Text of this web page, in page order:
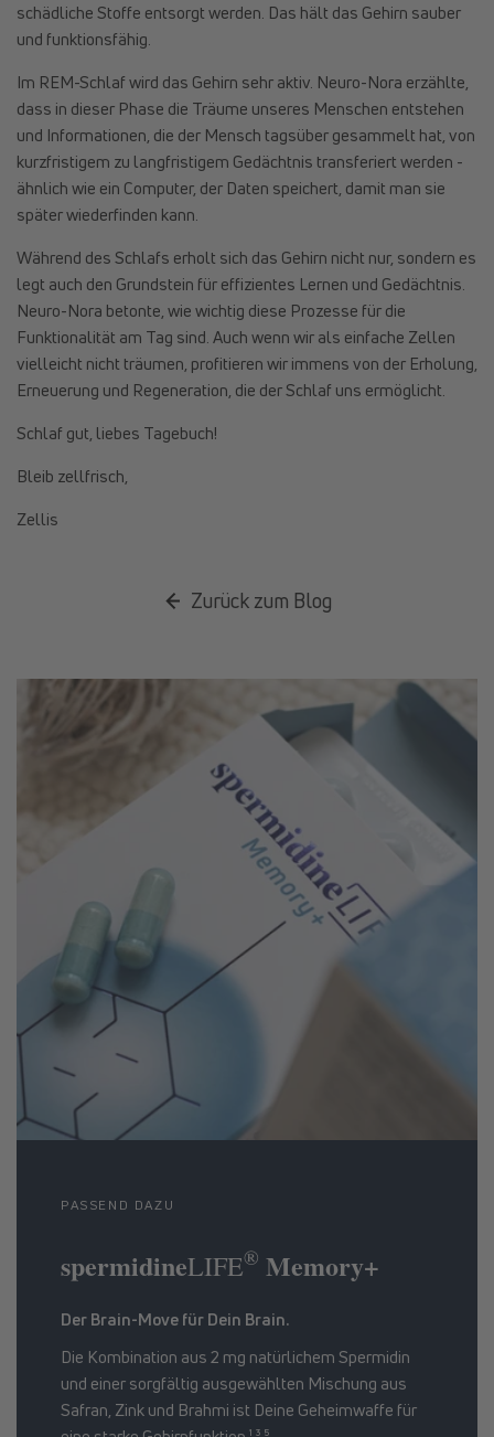
schädliche Stoffe entsorgt werden. Das hält das Gehirn sauber
und funktionsfähig.
Im REM-Schlaf wird das Gehirn sehr aktiv. Neuro-Nora erzählte,
dass in dieser Phase die Träume unseres Menschen entstehen
und Informationen, die der Mensch tagsüber gesammelt hat, von
kurzfristigem zu langfristigem Gedächtnis transferiert werden -
ähnlich wie ein Computer, der Daten speichert, damit man sie
später wiederfinden kann.
Während des Schlafs erholt sich das Gehirn nicht nur, sondern es
legt auch den Grundstein für effizientes Lernen und Gedächtnis.
Neuro-Nora betonte, wie wichtig diese Prozesse für die
Funktionalität am Tag sind. Auch wenn wir als einfache Zellen
vielleicht nicht träumen, profitieren wir immens von der Erholung,
Erneuerung und Regeneration, die der Schlaf uns ermöglicht.
Schlaf gut, liebes Tagebuch!
Bleib zellfrisch,
Zellis
Zurück zum Blog
PASSEND DAZU
spermidineLIFE® Memory+
Der Brain-Move für Dein Brain.
Die Kombination aus 2 mg natürlichem Spermidin
und einer sorgfältig ausgewählten Mischung aus
Safran, Zink und Brahmi ist Deine Geheimwaffe für